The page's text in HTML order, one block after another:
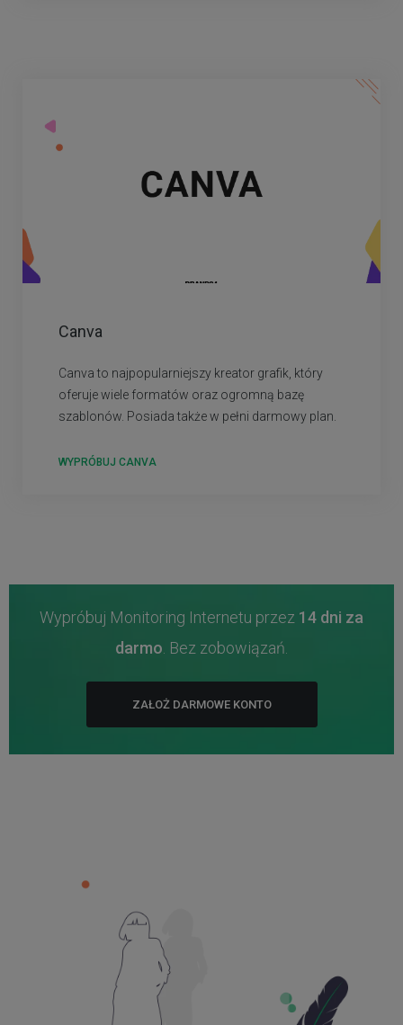
Canva
Canva to najpopularniejszy kreator grafik, który
oferuje wiele formatów oraz ogromną bazę
szablonów. Posiada także w pełni darmowy plan.
WYPRÓBUJ CANVA
Wypróbuj Monitoring Internetu przez 14 dni za
darmo . Bez zobowiązań.
ZAŁOŻ DARMOWE KONTO